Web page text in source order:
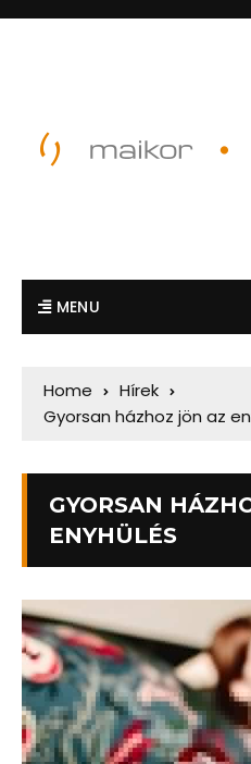
MENU
Home
Hírek
Gyorsan házhoz jön az
GYORSAN
ENYHÜLÉS